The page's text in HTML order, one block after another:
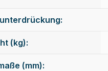
(kg):
(mm):